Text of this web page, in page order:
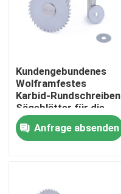
Startseite
VR Show
Kundengebundenes
Wolframfestes
Karbid-Rundschreiben
Sägeblätter für die
Trennungs--
Wegmaschinelle
bearbeitung
Anfrage absenden